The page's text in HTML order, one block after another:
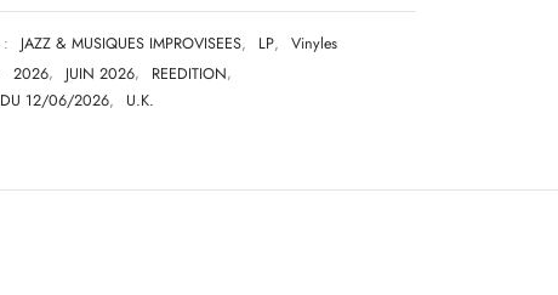
: JAZZ & MUSIQUES IMPROVISEES, LP,
Vinyles
2026, JUIN 2026, REEDITION,
DU 12/06/2026, U.K.